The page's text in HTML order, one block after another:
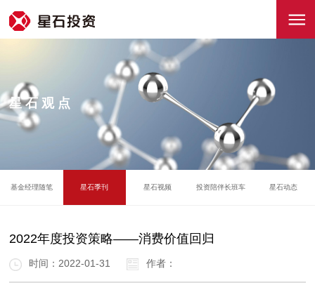
星石观点
基金经理随笔 星石季刊 星石视频 投资陪伴长班车 星石动态
2022年度投资策略——消费价值回归
时间：2022-01-31 作者：